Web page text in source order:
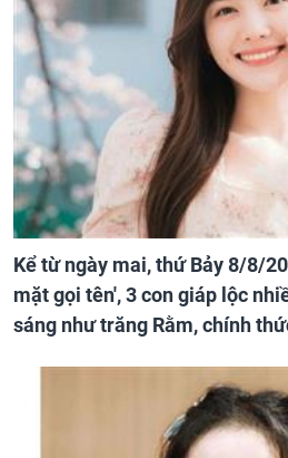
Kể từ ngày mai, thứ Bảy 8/8/
mặt gọi tên', 3 con giáp lộc
sáng như trăng Rằm, chính